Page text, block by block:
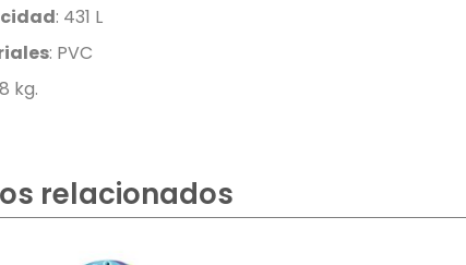
: 431 L
: PVC
kg.
relacionados